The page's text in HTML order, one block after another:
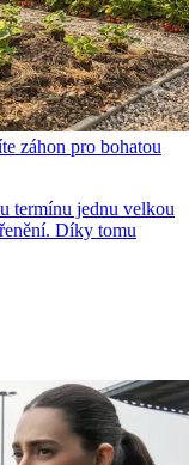
záhon pro bohatou
termínu jednu velkou
Díky tomu